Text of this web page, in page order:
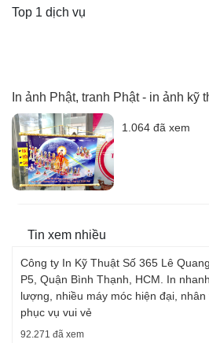
Top 1 dịch vụ
In ảnh Phật, tranh Phật - in ảnh kỹ
1.064 đã xem
Tin xem nhiều
Công ty In Kỹ Thuật Số 365 Lê
P5, Quận Bình Thạnh, HCM. In
lượng, nhiều máy móc hiện đại, nhân
phục vụ vui vẻ
92.271 đã xem